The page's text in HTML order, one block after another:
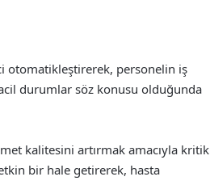
otomatikleştirerek, personelin iş
durumlar söz konusu olduğunda
kalitesini artırmak amacıyla kritik
bir hale getirerek, hasta